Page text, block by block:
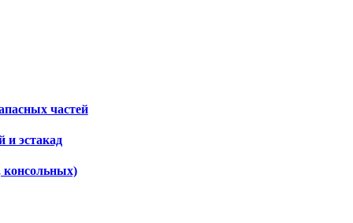
частей
и эстакад
консольных)